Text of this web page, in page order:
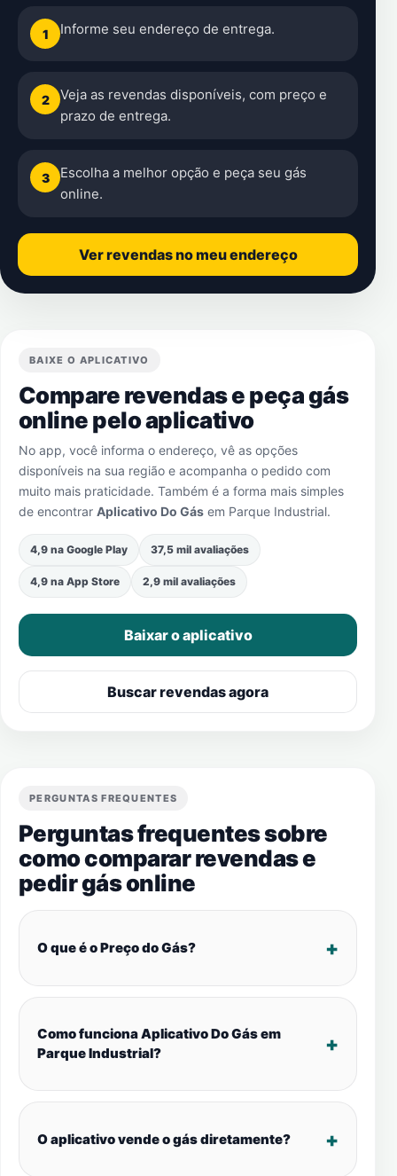
1 Informe seu endereço de entrega.
2
Veja as revendas disponíveis, com preço e
prazo de entrega.
3
Escolha a melhor opção e peça seu gás
online.
Ver revendas no meu endereço
BAIXE O APLICATIVO
Compare revendas e peça gás
online pelo aplicativo
No app, você informa o endereço, vê as opções
disponíveis na sua região e acompanha o pedido com
muito mais praticidade. Também é a forma mais simples
de encontrar Aplicativo Do Gás em Parque Industrial.
4,9 na Google Play 37,5 mil avaliações
4,9 na App Store 2,9 mil avaliações
Baixar o aplicativo
Buscar revendas agora
PERGUNTAS FREQUENTES
Perguntas frequentes sobre
como comparar revendas e
pedir gás online
O que é o Preço do Gás?
Como funciona Aplicativo Do Gás em
Parque Industrial?
O aplicativo vende o gás diretamente?